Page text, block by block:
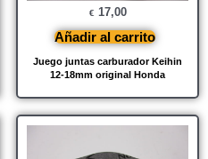
Juego juntas carburador Keihin
12-18mm original Honda
€ 17,00
Añadir al carrito